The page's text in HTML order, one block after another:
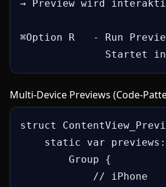
→ Preview wird
⌘Option R   - Run
Startet
Multi-Device Previews (Code-
struct
static var
        Group {
            // iPhone